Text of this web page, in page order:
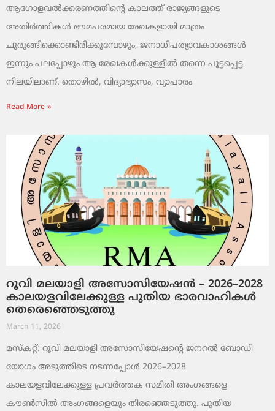
ആഗോളവൽക്കരണത്തിന്റെ കാലത്ത് രാജ്യങ്ങളുടെ
അതിർത്തികൾ ഭൗമപരമായ രേഖകളായി മാത്രം
ചുരുങ്ങിക്കൊണ്ടിരിക്കുമ്പോഴും, ജനാധിപത്യാവകാശങ്ങൾ
ഇന്നും പലപ്പോഴും ആ രേഖകൾക്കുള്ളിൽ തന്നെ പൂട്ടപ്പെട്ട
നിലയിലാണ്. തൊഴിൽ, വിദ്യാഭ്യാസം, വ്യാപാരം
Read More »
റൂവി മലയാളി അസോസിയേഷൻ – 2026–2028
കാലയളവിലേക്കുള്ള പുതിയ ഭാരവാഹികൾ
തെരെഞ്ഞെടുത്തു
March 11, 2026
മസ്കറ്റ്: റൂവി മലയാളി അസോസിയേഷന്റെ ജനറൽ ബോഡി
യോഗം അടുത്തിടെ നടന്നപ്പോൾ 2026–2028
കാലയളവിലേക്കുള്ള പ്രവർത്തക സമിതി അംഗങ്ങളെ
കൗൺസിൽ അംഗങ്ങളെയും തിരഞ്ഞെടുത്തു. പുതിയ